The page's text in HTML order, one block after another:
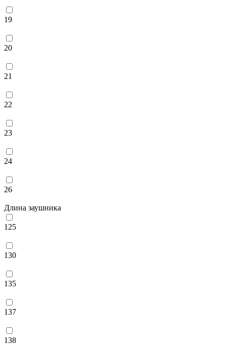
19
20
21
22
23
24
26
Длина заушника
125
130
135
137
138